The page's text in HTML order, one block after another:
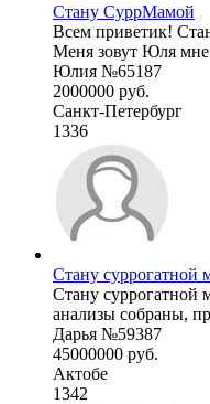
Стану СуррМамой
Всем приветик!
Меня зовут Юля
Юлия №65187
2000000 руб.
Санкт-Петербург
1336
Стану суррогатной
Стану суррогатной
анализы собраны,
Дарья №59387
45000000 руб.
Актобе
1342